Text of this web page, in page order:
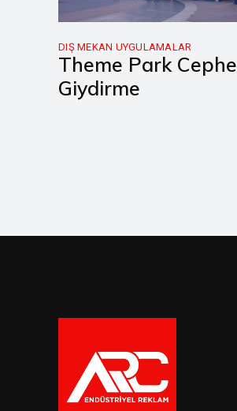
DIŞ MEKAN UYGULAMALAR
Theme Park Cephe
Giydirme